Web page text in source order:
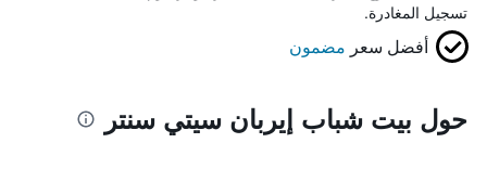
تسجيل المغادرة.
أفضل سعر مضمون
حول بيت شباب إيربان سيتي سنتر